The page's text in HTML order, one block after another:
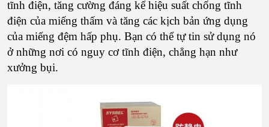
tĩnh điện, tăng cường đáng kể hiệu suất chống tĩnh
điện của miếng thấm và tăng các kịch bản ứng dụng
của miếng đệm hấp phụ. Bạn có thể tự tin sử dụng nó
ở những nơi có nguy cơ tĩnh điện, chẳng hạn như
xưởng bụi.